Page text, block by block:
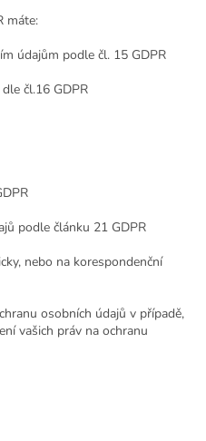
máte:
údajům podle čl. 15 GDPR
čl.16 GDPR
podle článku 21 GDPR
nebo na korespondenční
osobních údajů v případě,
vašich práv na ochranu